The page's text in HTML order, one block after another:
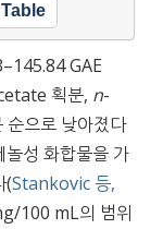
GAE
획분, n-
으로 낮아졌다
성 화합물을 가
(Stankovic 등,
100 mL의 범위